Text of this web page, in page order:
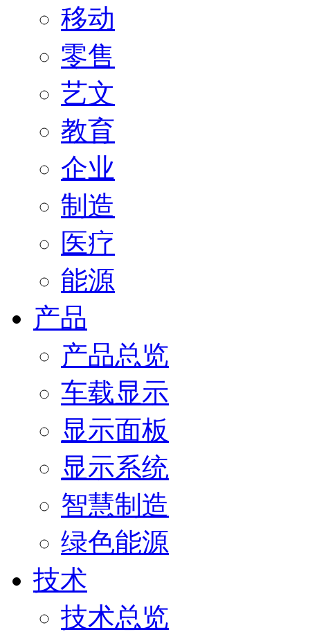
移动
零售
艺文
教育
企业
制造
医疗
能源
产品
产品总览
车载显示
显示面板
显示系统
智慧制造
绿色能源
技术
技术总览